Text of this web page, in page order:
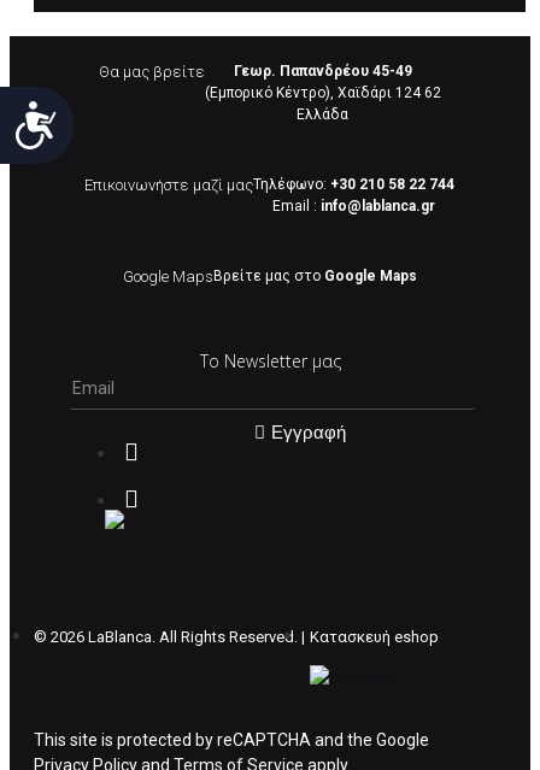
Προσιτότητα
Θα μας βρείτε
Γεωρ. Παπανδρέου 45-49
(Εμπορικό Κέντρο), Χαϊδάρι 124 62
Eλλάδα
Επικοινωνήστε μαζί μαςΤηλέφωνο: +30 210 58 22 744
Email : info@lablanca.gr
Google Maps Βρείτε μας στο Google Maps
Το Newsletter μας
Εγγραφή
© 2026 LaBlanca. All Rights Reserved. | Κατασκευή eshop
This site is protected by reCAPTCHA and the Google
Privacy Policyand Terms of Service apply.